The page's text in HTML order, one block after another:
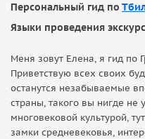
Персональный гид по
Языки проведения
Меня зовут Елена, я гид по
Приветствую всех своих
останутся незабываемые
страны, такого вы нигде не
многовековой культурой,
замки средневековья,